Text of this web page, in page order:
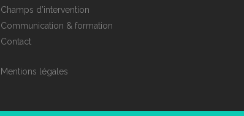
Champs d’intervention
Communication & formation
Contact
Mentions légales